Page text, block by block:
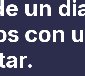
un
con